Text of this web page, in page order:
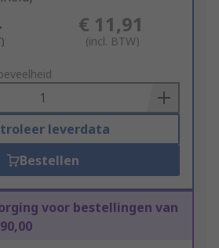
€ 11,91
(incl. BTW)
leverdata
Bestellen
voor bestellingen van